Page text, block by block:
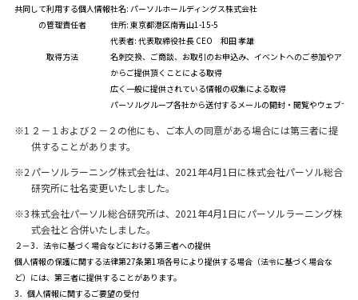
共同して利用する個人情報
の管理責任者
社名: パーソルホールディングス株式会社
住所: 東京都港区南青山1-15-5
代表者: 代表取締役社長 CEO 和田 孝雄
取得方法
名刺交換、ご商談、お取引のお申込み、イベントへのご参加やアン
からご提供頂くことによる取得
広く一般に提供されている情報の収集による取得
パーソルグループ各社から送付するメールの開封・閲覧やウェブサ
※1 ２－１および２－２の他にも、ご本人の同意がある場合には第三者に提
供することがあります。
※2 パーソルラーニング株式会社は、2021年4月1日に株式会社パーソル総合
研究所に社名変更いたしました。
※3株式会社パーソル総合研究所は、2021年4月1日にパーソルラーニング株
式会社と合併いたしました。
２－3．法令に基づく場合などにおける第三者への提供
個人情報の保護に関する法律第27条第1項各号により提供する場合（法令に基づく場合な
ど）には、第三者に提供することがあります。
3．個人情報に関するご要望の受付